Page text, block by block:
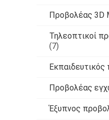
Προβολέας 3D
Τηλεοπτικοί
(7)
Προβολέας
Έξυπνος